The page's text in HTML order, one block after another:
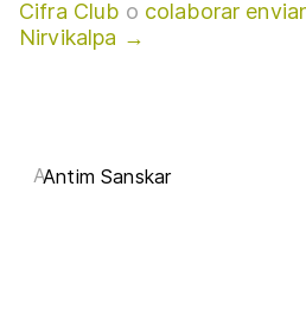
Cifra Club o colaborar
Nirvikalpa →
AAntim Sanskar